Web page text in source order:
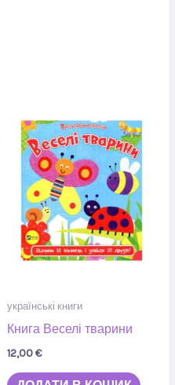
українські книги
Книга Веселі тварини
12,00€